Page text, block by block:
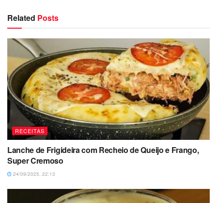
Related Posts
RECEITAS
Lanche de Frigideira com Recheio de Queijo e Frango,
Super Cremoso
24/09/2025, 22:13